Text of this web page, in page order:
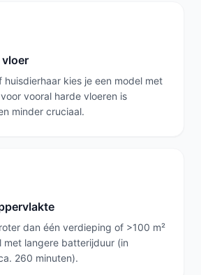
huisdierhaar kies je een model met
vooral harde vloeren is
minder cruciaal.
dan één verdieping of >100 m²
met langere batterijduur (in
260 minuten).